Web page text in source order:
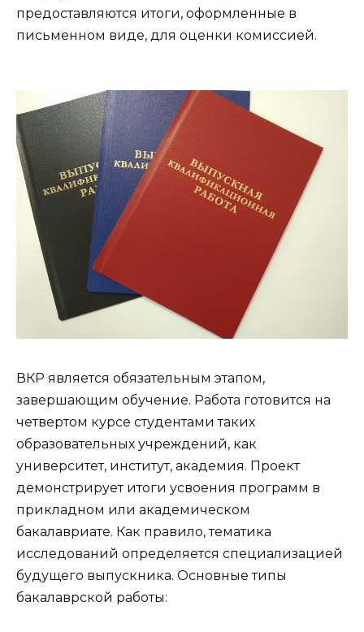
предоставляются итоги, оформленные в
письменном виде, для оценки комиссией.
ВКР является обязательным этапом,
завершающим обучение. Работа готовится на
четвертом курсе студентами таких
образовательных учреждений, как
университет, институт, академия. Проект
демонстрирует итоги усвоения программ в
прикладном или академическом
бакалавриате. Как правило, тематика
исследований определяется специализацией
будущего выпускника. Основные типы
бакалаврской работы: